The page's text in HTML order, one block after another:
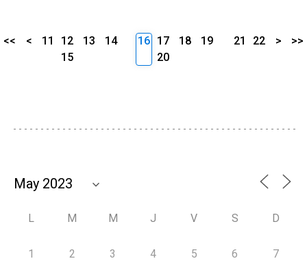
<< < 11 12 13
14
15
16 17 18
19
20
21 22 > >>
L M M J V S D
1 2 3 4 5 6 7